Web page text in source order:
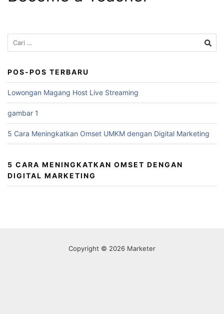
POS-POS TERBARU
Lowongan Magang Host Live Streaming
gambar 1
5 Cara Meningkatkan Omset UMKM dengan Digital Marketing
5 CARA MENINGKATKAN OMSET DENGAN
DIGITAL MARKETING
Copyright © 2026 Marketer